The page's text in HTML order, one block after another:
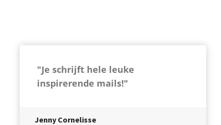
"Je schrijft hele leuke
inspirerende mails!"
Jenny Cornelisse